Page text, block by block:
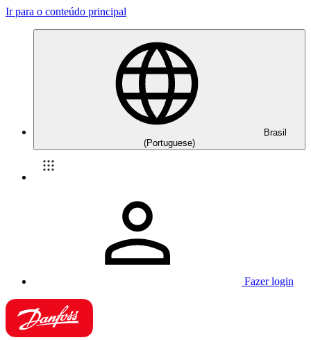
Ir para o conteúdo principal
Brasil
(Portuguese)
Fazer login